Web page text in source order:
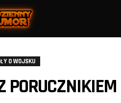
O WOJSKU
PORUCZNIKIEM